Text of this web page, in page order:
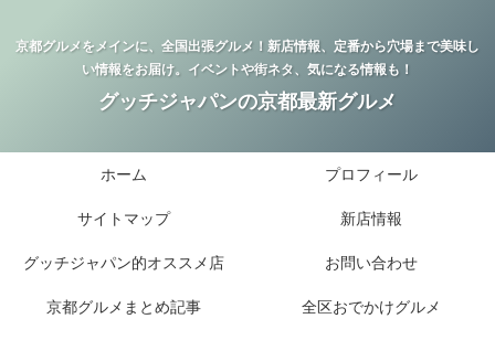
京都グルメをメインに、全国出張グルメ！新店情報、定番から穴場まで美味し
い情報をお届け。イベントや街ネタ、気になる情報も！
グッチジャパンの京都最新グルメ
ホーム プロフィール
サイトマップ 新店情報
グッチジャパン的オススメ店 お問い合わせ
京都グルメまとめ記事 全区おでかけグルメ